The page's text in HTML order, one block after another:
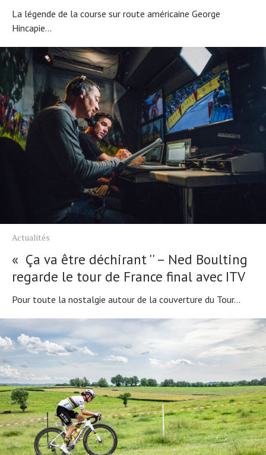
La légende de la course sur route américaine George
Hincapie...
Actualités
« Ça va être déchirant '' – Ned Boulting
regarde le tour de France final avec ITV
Pour toute la nostalgie autour de la couverture du Tour...
Tendances
Tous nos articles